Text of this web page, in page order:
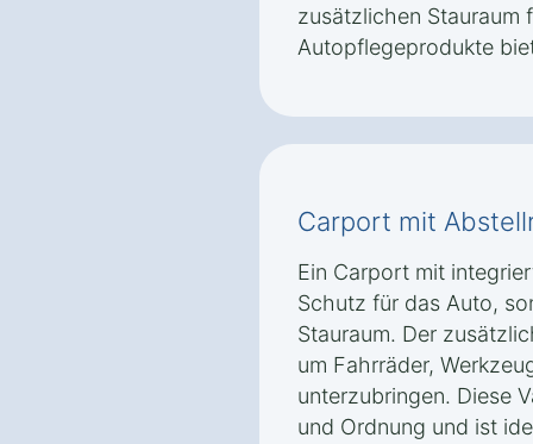
zusätzlichen Stauraum
Autopflegeprodukte
Carport mit
Ein Carport mit
Schutz für das Auto,
Stauraum. Der
um Fahrräder,
unterzubringen. Diese
und Ordnung und ist